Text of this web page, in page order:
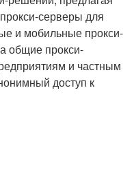
серверы для
и мобильные прокси-
общие прокси-
и частным
доступ к